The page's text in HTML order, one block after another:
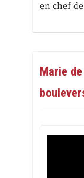
en chef
Marie